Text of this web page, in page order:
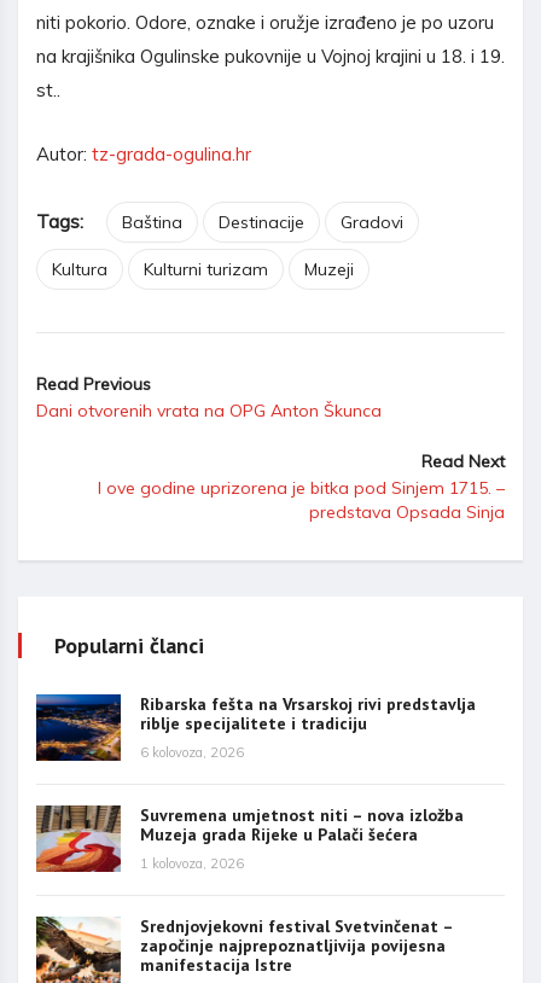
niti pokorio. Odore, oznake i oružje izrađeno je po uzoru
na krajišnika Ogulinske pukovnije u Vojnoj krajini u 18. i 19.
st..
Autor: tz-grada-ogulina.hr
Tags: Baština Destinacije Gradovi
Kultura Kulturni turizam Muzeji
Read Previous
Dani otvorenih vrata na OPG Anton Škunca
Read Next
I ove godine uprizorena je bitka pod Sinjem 1715. –
predstava Opsada Sinja
Popularni članci
Ribarska fešta na Vrsarskoj rivi predstavlja
riblje specijalitete i tradiciju
6 kolovoza, 2026
Suvremena umjetnost niti – nova izložba
Muzeja grada Rijeke u Palači šećera
1 kolovoza, 2026
Srednjovjekovni festival Svetvinčenat –
započinje najprepoznatljivija povijesna
manifestacija Istre